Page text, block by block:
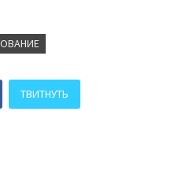
ТВИТНУТЬ